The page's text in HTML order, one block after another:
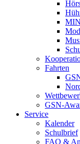
Fahrten
GSN-
Service
Kalender
Schulbrief
FAQ &